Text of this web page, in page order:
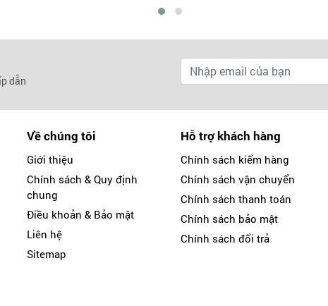
dẫn
Về chúng tôi
Giới thiệu
Chính sách & Quy định
chung
Điều khoản & Bảo mật
Liên hệ
Sitemap
Hỗ trợ khách hàng
Chính sách kiểm hàng
Chính sách vận chuyển
Chính sách thanh toán
Chính sách bảo mật
Chính sách đổi trả